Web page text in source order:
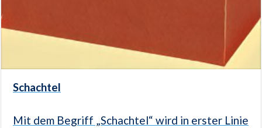
Schachtel
Mit dem Begriff „Schachtel“ wird in erster Linie